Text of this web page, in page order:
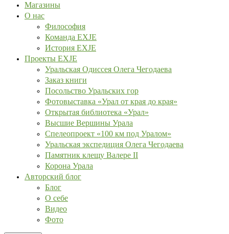
Магазины
О нас
Философия
Команда EXJE
История EXJE
Проекты EXJE
Уральская Одиссея Олега Чегодаева
Заказ книги
Посольство Уральских гор
Фотовыставка «Урал от края до края»
Открытая библиотека «Урал»
Высшие Вершины Урала
Спелеопроект «100 км под Уралом»
Уральская экспедиция Олега Чегодаева
Памятник клещу Валере II
Корона Урала
Авторский блог
Блог
О себе
Видео
Фото